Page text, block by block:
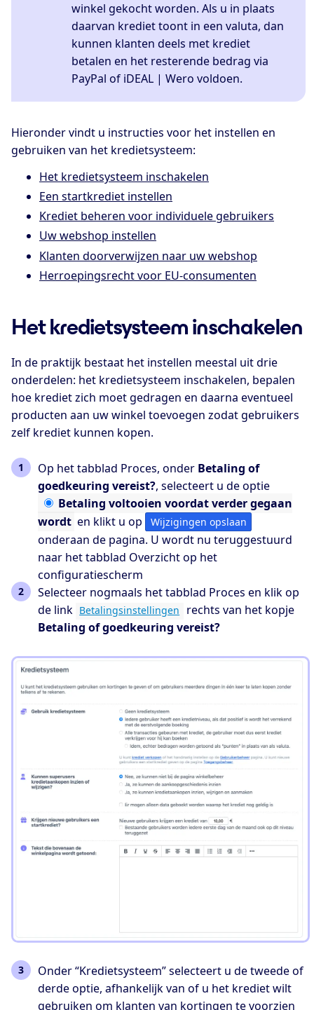
winkel gekocht worden. Als u in plaats
daarvan krediet toont in een valuta, dan
kunnen klanten deels met krediet
betalen en het resterende bedrag via
PayPal of iDEAL | Wero voldoen.
Hieronder vindt u instructies voor het instellen en
gebruiken van het kredietsysteem:
Het kredietsysteem inschakelen
Een startkrediet instellen
Krediet beheren voor individuele gebruikers
Uw webshop instellen
Klanten doorverwijzen naar uw webshop
Herroepingsrecht voor EU-consumenten
Het kredietsysteem inschakelen
In de praktijk bestaat het instellen meestal uit drie
onderdelen: het kredietsysteem inschakelen, bepalen
hoe krediet zich moet gedragen en daarna eventueel
producten aan uw winkel toevoegen zodat gebruikers
zelf krediet kunnen kopen.
Op het tabblad Proces, onder Betaling of
goedkeuring vereist?, selecteert u de optie
Betaling voltooien voordat verder gegaan
wordt en klikt u op Wijzigingen opslaan
onderaan de pagina. U wordt nu teruggestuurd
naar het tabblad Overzicht op het
configuratiescherm
Selecteer nogmaals het tabblad Proces en klik op
de link Betalingsinstellingen
rechts van het kopje
Betaling of goedkeuring vereist?
Onder “Kredietsysteem” selecteert u de tweede of
derde optie, afhankelijk van of u het krediet wilt
gebruiken om klanten van kortingen te voorzien